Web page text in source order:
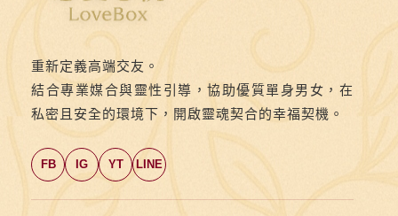
重新定義高端交友。
結合專業媒合與靈性引導，協助優質單身男女，在
私密且安全的環境下，開啟靈魂契合的幸福契機。
FB IG YT LINE